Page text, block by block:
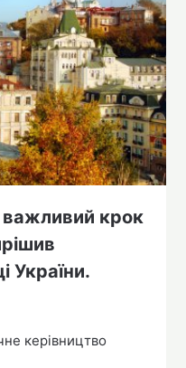
важливий крок
України.
керівництво